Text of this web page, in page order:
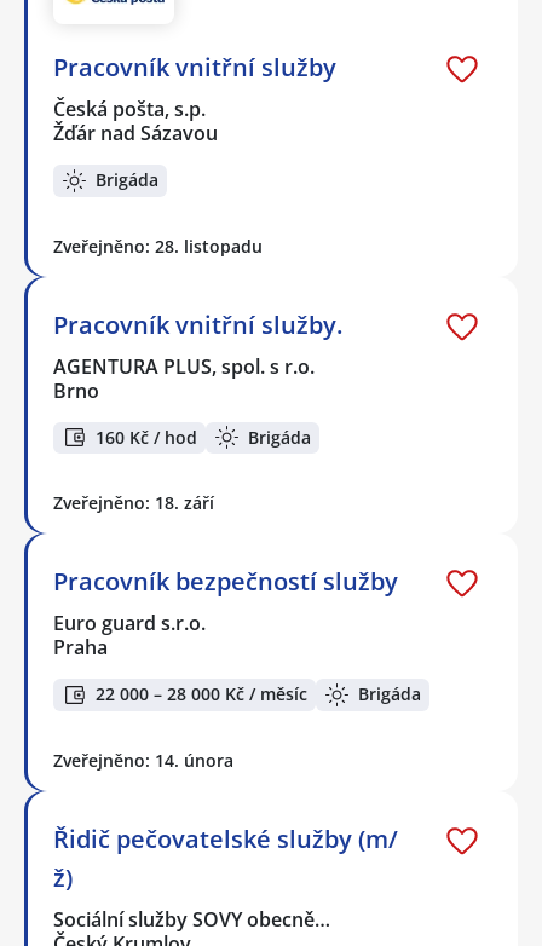
Pracovník vnitřní služby
Česká pošta, s.p.
Žďár nad Sázavou
Brigáda
Zveřejněno: 28. listopadu
Pracovník vnitřní služby.
AGENTURA PLUS, spol. s r.o.
Brno
160 Kč / hod Brigáda
Zveřejněno: 18. září
Pracovník bezpečností služby
Euro guard s.r.o.
Praha
22 000 – 28 000 Kč / měsíc Brigáda
Zveřejněno: 14. února
Řidič pečovatelské služby (m/
ž)
Sociální služby SOVY obecně…